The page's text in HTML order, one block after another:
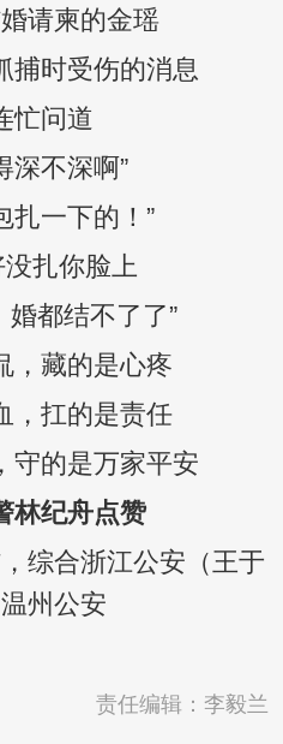
请柬的金瑶
时受伤的消息
问道
不深啊”
一下的！”
扎你脸上
都结不了了”
藏的是心疼
扛的是责任
的是万家平安
林纪舟点赞
综合浙江公安（王于
州公安
责任编辑：李毅兰